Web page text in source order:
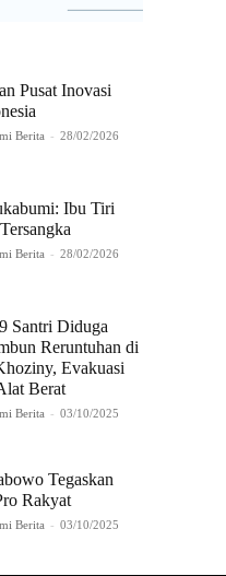
Pusat Inovasi
Berita - 28/02/2026
Ibu Tiri
Berita - 28/02/2026
Santri Diduga
Reruntuhan di
Evakuasi
Berat
Berita - 03/10/2025
Tegaskan
Rakyat
Berita - 03/10/2025